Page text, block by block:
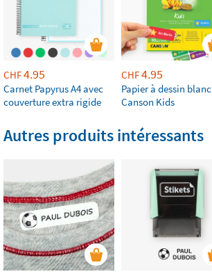
CHF4.95
Carnet Papyrus A4 avec
couverture extra rigide
CHF4.95
Papier à dessin blanc
Canson Kids
Autres produits intéressants